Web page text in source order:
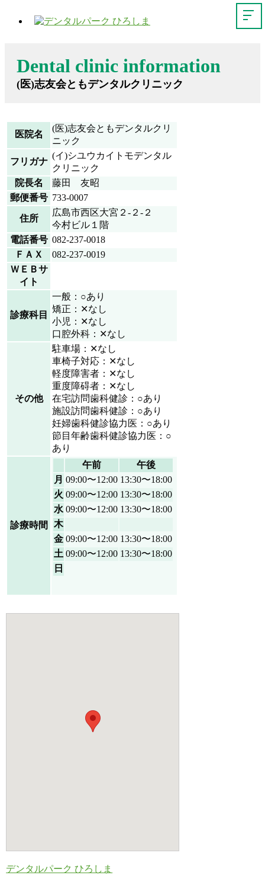
Dental clinic information
(医)志友会ともデンタルクリニック
医院名
(医)志友会ともデンタルクリ
ニック
フリガナ
(イ)シユウカイトモデンタル
クリニック
院長名
藤田 友昭
郵便番号 733-0007
住所
広島市西区大宮２-２-２
今村ビル１階
電話番号 082-237-0018
ＦＡＸ
082-237-0019
ＷＥＢサ
イト
診療科目
一般：○あり
矯正：✕なし
小児：✕なし
口腔外科：✕なし
その他
駐車場：✕なし
車椅子対応：✕なし
軽度障害者：✕なし
重度障碍者：✕なし
在宅訪問歯科健診：○あり
施設訪問歯科健診：○あり
妊婦歯科健診協力医：○あり
節目年齢歯科健診協力医：○
あり
診療時間
午前
午後
月 09:00〜12:00 13:30〜18:00
火 09:00〜12:00 13:30〜18:00
水 09:00〜12:00 13:30〜18:00
木
金 09:00〜12:00 13:30〜18:00
土 09:00〜12:00 13:30〜18:00
日
デンタルパーク ひろしま